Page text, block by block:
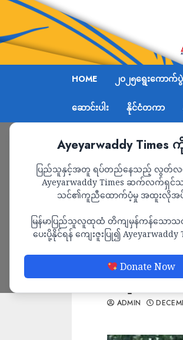
HOME ၂၀၂၅ရွေးကောက်ပွဲ
ဆောင်းပါး နိုင်ငံတကာ
Ayeyarwaddy
ပြည်သူနှင့်အတူ ရပ်တည်နေသည့် လွတ်လပ်
Ayeyarwaddy Times ဆက်လက်ရှင်
သင်၏ကူညီထောက်ပံ့မှု အထူးလိုအပ်
မြန်မာပြည်သူလူထုထံ တိကျမှန်ကန်သော
ပေးပို့နိုင်ရန် ကျေးဇူးပြု၍
Donate Now
Home သာယာဝတီမှာ
သတင်း
သာယာဝ
ကောင်စီ
ခံရ
ADMIN